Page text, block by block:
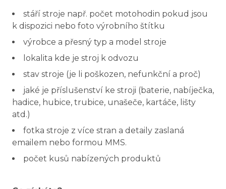
stáří stroje např. počet motohodin pokud jsou
k dispozici nebo foto výrobního štítku
výrobce a přesný typ a model stroje
lokalita kde je stroj k odvozu
stav stroje (je li poškozen, nefunkční a proč)
jaké je příslušenství ke stroji (baterie, nabíječka,
hadice, hubice, trubice, unašeče, kartáče, lišty
atd.)
fotka stroje z více stran a detaily zaslaná
emailem nebo formou MMS.
počet kusů nabízených produktů